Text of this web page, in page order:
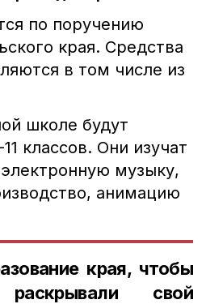
по поручению
края. Средства
в том числе из
школе будут
классов. Они изучат
музыку,
анимацию
края, чтобы
свой